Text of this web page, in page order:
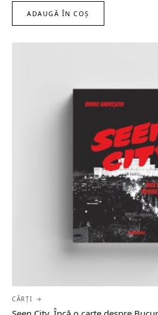
ADAUGĂ ÎN COȘ
CĂRȚI →